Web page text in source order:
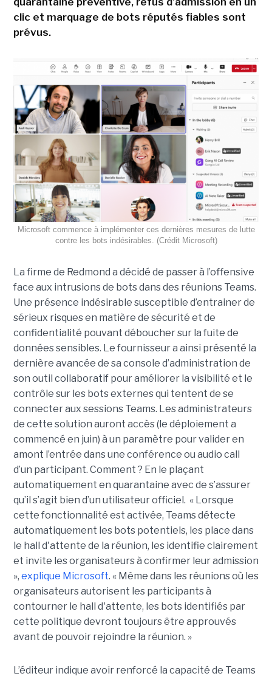
clic et marquage de bots réputés fiables sont
prévus.
Microsoft commence à implémenter ces dernières mesures de lutte
contre les bots indésirables. (Crédit Microsoft)
La firme de Redmond a décidé de passer à l’offensive
face aux intrusions de bots dans des réunions Teams.
Une présence indésirable susceptible d’entrainer de
sérieux risques en matière de sécurité et de
confidentialité pouvant déboucher sur la fuite de
données sensibles. Le fournisseur a ainsi présenté la
dernière avancée de sa console d’administration de
son outil collaboratif pour améliorer la visibilité et le
contrôle sur les bots externes qui tentent de se
connecter aux sessions Teams. Les administrateurs
de cette solution auront accès (le déploiement a
commencé en juin) à un paramètre pour valider en
amont l’entrée dans une conférence ou audio call
d’un participant. Comment ? En le plaçant
automatiquement en quarantaine avec de s’assurer
qu’il s’agit bien d’un utilisateur officiel. « Lorsque
cette fonctionnalité est activée, Teams détecte
automatiquement les bots potentiels, les place dans
le hall d'attente de la réunion, les identifie clairement
et invite les organisateurs à confirmer leur admission
», explique Microsoft. « Même dans les réunions où les
organisateurs autorisent les participants à
contourner le hall d'attente, les bots identifiés par
cette politique devront toujours être approuvés
avant de pouvoir rejoindre la réunion. »
L’éditeur indique avoir renforcé la capacité de Teams